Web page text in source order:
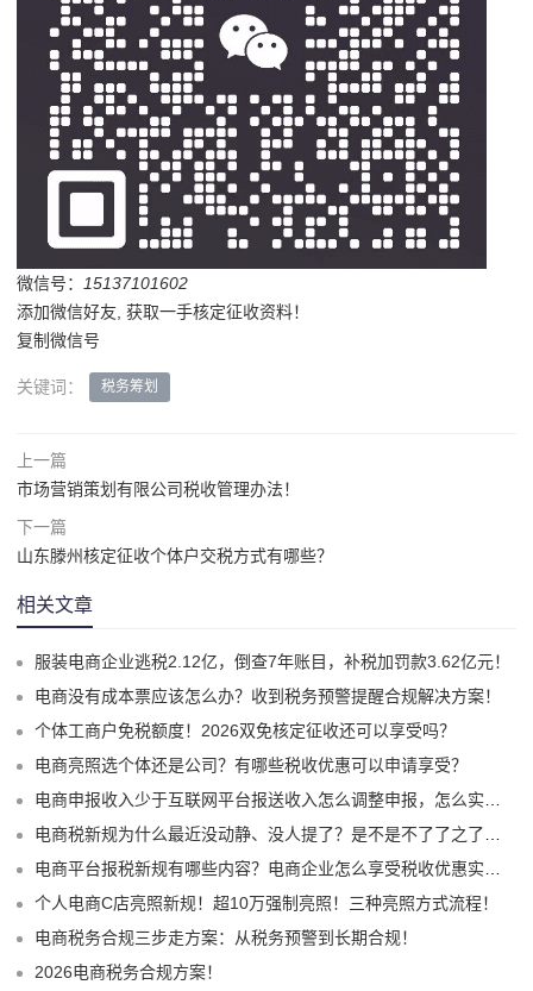
微信号：
15137101602
添加微信好友, 获取一手核定征收资料！
复制微信号
关键词： 税务筹划
上一篇
市场营销策划有限公司税收管理办法！
下一篇
山东滕州核定征收个体户交税方式有哪些？
相关文章
服装电商企业逃税2.12亿，倒查7年账目，补税加罚款3.62亿元！
电商没有成本票应该怎么办？收到税务预警提醒合规解决方案！
个体工商户免税额度！2026双免核定征收还可以享受吗？
电商亮照选个体还是公司？有哪些税收优惠可以申请享受？
电商申报收入少于互联网平台报送收入怎么调整申报，怎么实现合规申报享受税收优惠！
电商税新规为什么最近没动静、没人提了？是不是不了了之了嘛？
电商平台报税新规有哪些内容？电商企业怎么享受税收优惠实现税务合规？
个人电商C店亮照新规！超10万强制亮照！三种亮照方式流程！
电商税务合规三步走方案：从税务预警到长期合规！
2026电商税务合规方案！